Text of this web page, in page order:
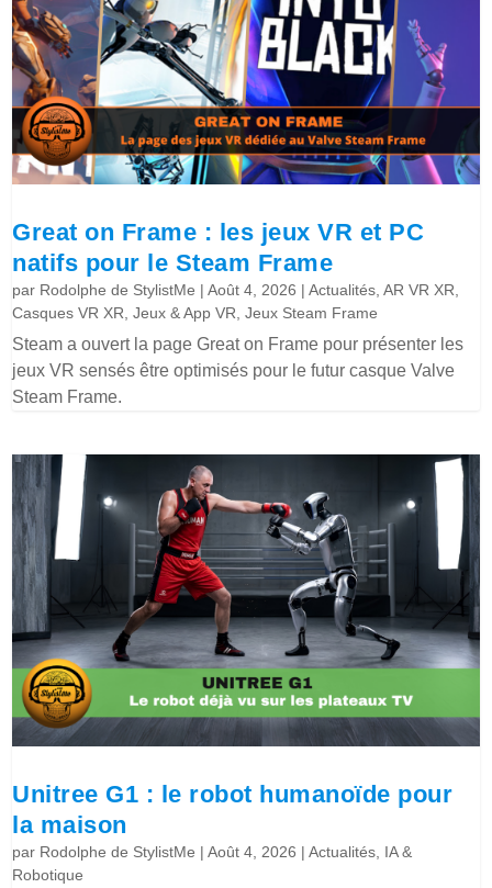
Great on Frame : les jeux VR et PC
natifs pour le Steam Frame
par Rodolphe de StylistMe |Août 4, 2026 |Actualités ,AR VR XR
Casques VR XR ,Jeux & App VR ,Jeux Steam Frame
Steam a ouvert la page Great on Frame pour présenter les
jeux VR sensés être optimisés pour le futur casque Valve
Steam Frame.
Unitree G1 : le robot humanoïde pour
la maison
par Rodolphe de StylistMe |Août 4, 2026 |Actualités IA &
Robotique